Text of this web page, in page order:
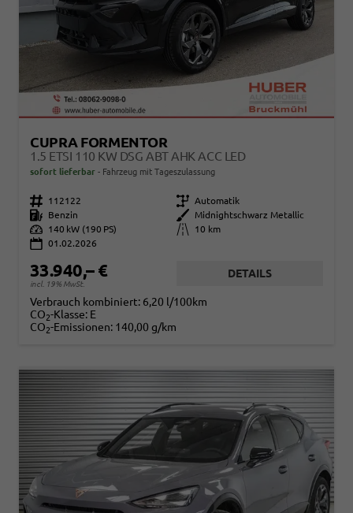
CUPRA FORMENTOR
1.5 ETSI 110 KW DSG ABT AHK ACC LED
sofort lieferbar Fahrzeug mit Tageszulassung
Fahrzeugnr. 112122 Getriebe Automatik
Kraftstoff
Benzin Außenfarbe
Midnightschwarz Metallic
Leistung
140 kW (190 PS) Kilometerstand
10 km
01.02.2026
33.940,– €
incl. 19% MwSt.
DETAILS
Verbrauch kombiniert: 6,20 l/100km
CO2-Klasse: E
CO2-Emissionen: 140,00 g/km